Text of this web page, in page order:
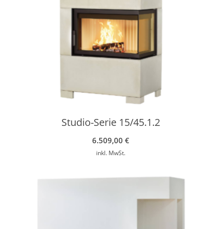
Studio-Serie 15/45.1.2
6.509,00€
inkl. MwSt.